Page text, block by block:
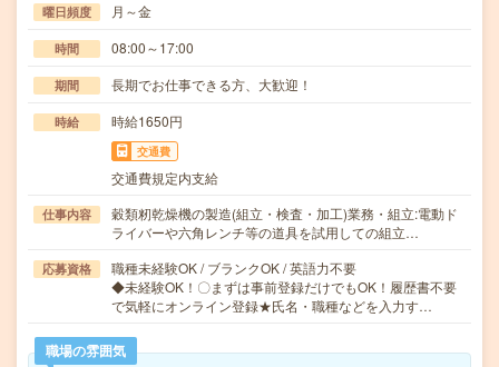
曜日頻度 月～金
時間 08:00～17:00
期間 長期でお仕事できる方、大歓迎！
時給 時給1650円
交通費
交通費規定内支給
仕事内容
穀類籾乾燥機の製造(組立・検査・加工)業務・組立:電動ド
ライバーや六角レンチ等の道具を試用しての組立…
応募資格
職種未経験OK / ブランクOK / 英語力不要
◆未経験OK！〇まずは事前登録だけでもOK！履歴書不要
で気軽にオンライン登録★氏名・職種などを入力す…
職場の雰囲気